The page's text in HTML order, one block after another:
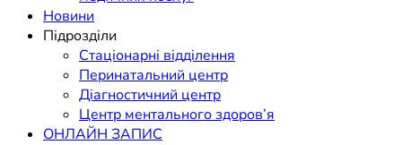
Новини
Підрозділи
Стаціонарні відділення
Перинатальний центр
Діагностичний центр
Центр ментального здоров’я
ОНЛАЙН ЗАПИС